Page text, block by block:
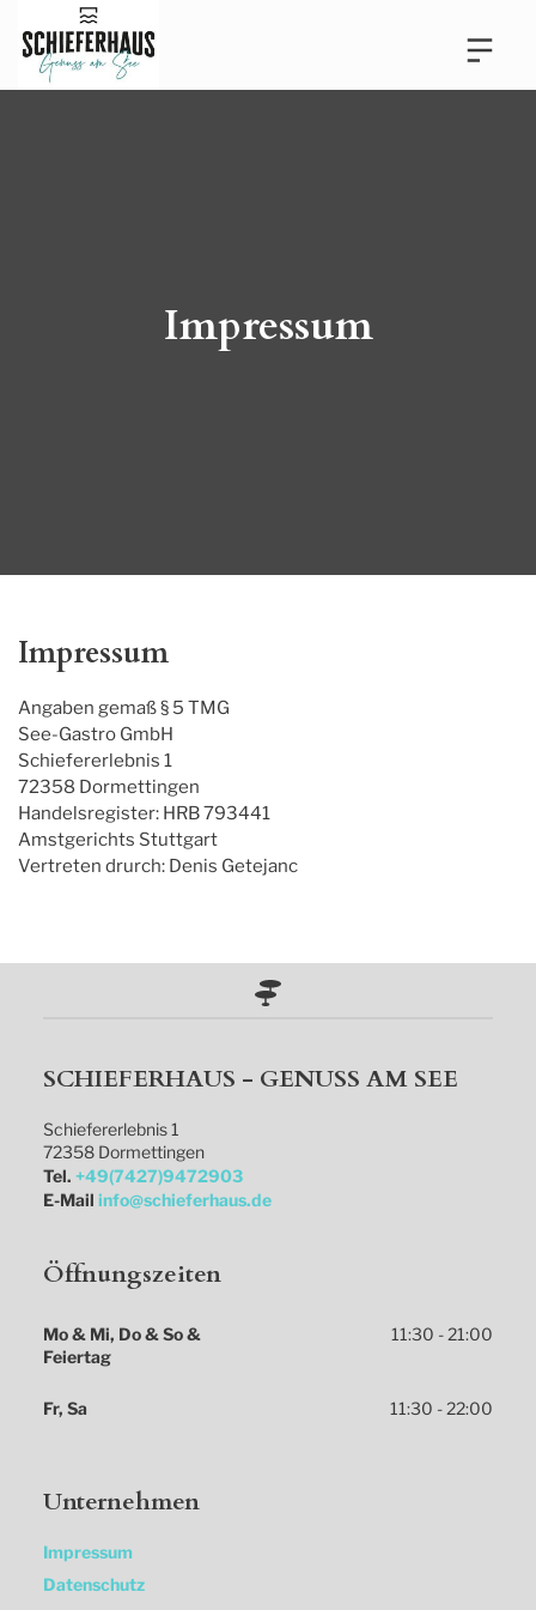
Impressum
Impressum
Angaben gemaß § 5 TMG
See-Gastro GmbH
Schiefererlebnis 1
72358 Dormettingen
Handelsregister: HRB 793441
Amstgerichts Stuttgart
Vertreten drurch: Denis Getejanc
SCHIEFERHAUS - GENUSS AM SEE
Schiefererlebnis 1
72358 Dormettingen
Tel. +49(7427)9472903
E-Mail info@schieferhaus.de
Öffnungszeiten
Mo & Mi, Do & So &
Feiertag
11:30 - 21:00
Fr, Sa 11:30 - 22:00
Unternehmen
Impressum
Datenschutz